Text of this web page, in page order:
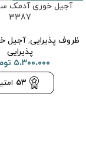
آجیل خوری آدمک
3387
ظروف پذیرایی,آجیل
پذیرایی
۵،۳۰۰،۰۰۰
53